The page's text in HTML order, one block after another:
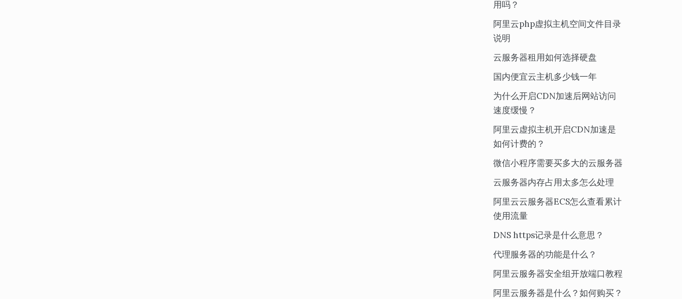
用吗？
阿里云php虚拟主机空间文件目录
说明
云服务器租用如何选择硬盘
国内便宜云主机多少钱一年
为什么开启CDN加速后网站访问
速度缓慢？
阿里云虚拟主机开启CDN加速是
如何计费的？
微信小程序需要买多大的云服务器
云服务器内存占用太多怎么处理
阿里云云服务器ECS怎么查看累计
使用流量
DNS https记录是什么意思？
代理服务器的功能是什么？
阿里云服务器安全组开放端口教程
阿里云服务器是什么？如何购买？